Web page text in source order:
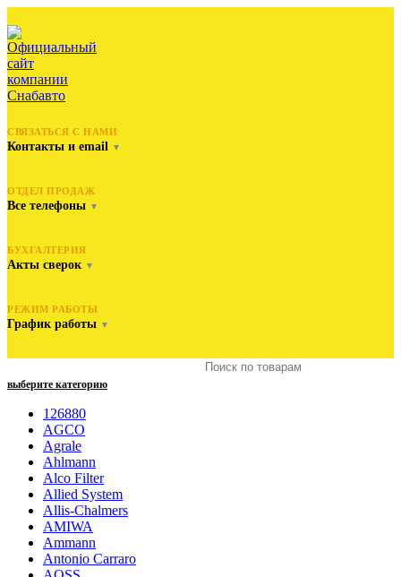
СВЯЗАТЬСЯ С НАМИ
Контакты и email ▼
ОТДЕЛ ПРОДАЖ
Все телефоны ▼
БУХГАЛТЕРИЯ
Акты сверок ▼
РЕЖИМ РАБОТЫ
График работы ▼
выберите категорию
126880
AGCO
Agrale
Ahlmann
Alco Filter
Allied System
Allis-Chalmers
AMIWA
Ammann
Antonio Carraro